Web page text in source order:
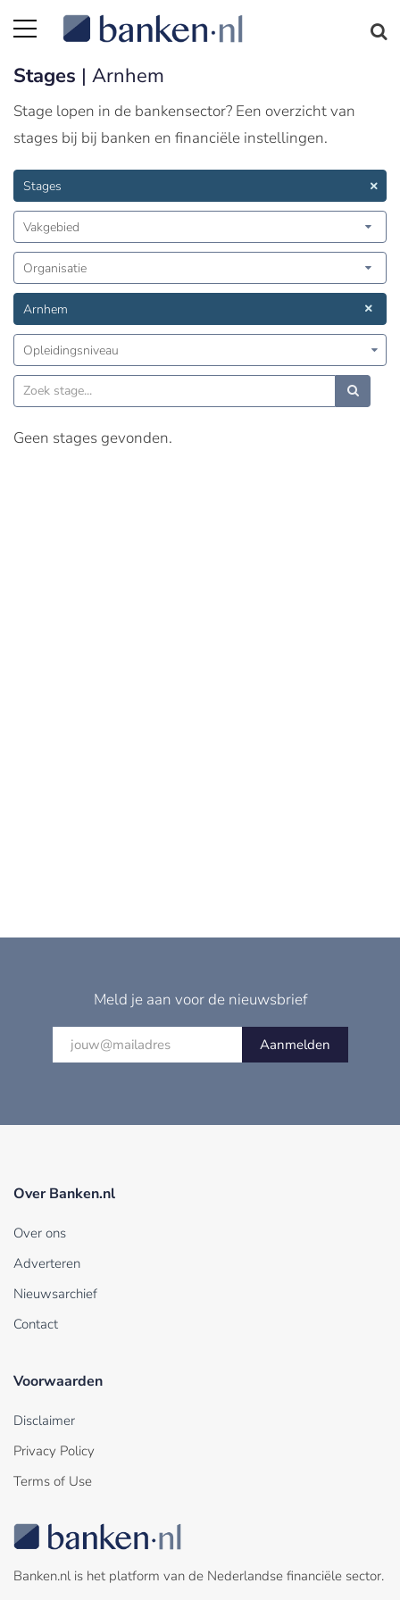
Stages | Arnhem
Stage lopen in de bankensector? Een overzicht van
stages bij bij banken en financiële instellingen.
Stages
Vakgebied
Organisatie
Arnhem
Opleidingsniveau
Geen stages gevonden.
Meld je aan voor de nieuwsbrief
Aanmelden
Over Banken.nl
Over ons
Adverteren
Nieuwsarchief
Contact
Voorwaarden
Disclaimer
Privacy Policy
Terms of Use
Banken.nl is het platform van de Nederlandse financiële sector.